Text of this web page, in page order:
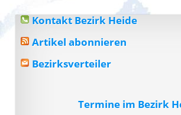
Kontakt Bezirk Heide
Artikel abonnieren
Bezirksverteiler
Termine im Bezirk